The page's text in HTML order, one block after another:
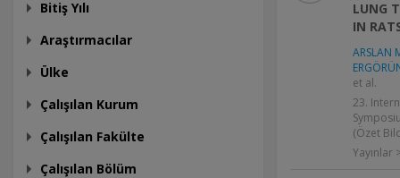
Bitiş Yılı
Araştırmacılar
Ülke
Çalışılan Kurum
Çalışılan Fakülte
Çalışılan Bölüm
LUNG
IN
ARSLAN
et al.
23.
(Özet
Yayınlar